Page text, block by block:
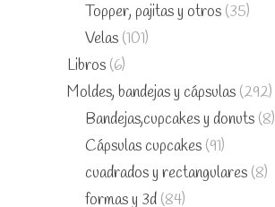
Topper, pajitas y otros (35)
Velas (101)
Libros (6)
Moldes, bandejas y cápsulas (292)
Bandejas,cupcakes y donuts (8)
Cápsulas cupcakes (91)
cuadrados y rectangulares (8)
formas y 3d (84)